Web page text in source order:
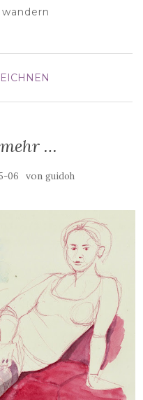
…
06 von guidoh